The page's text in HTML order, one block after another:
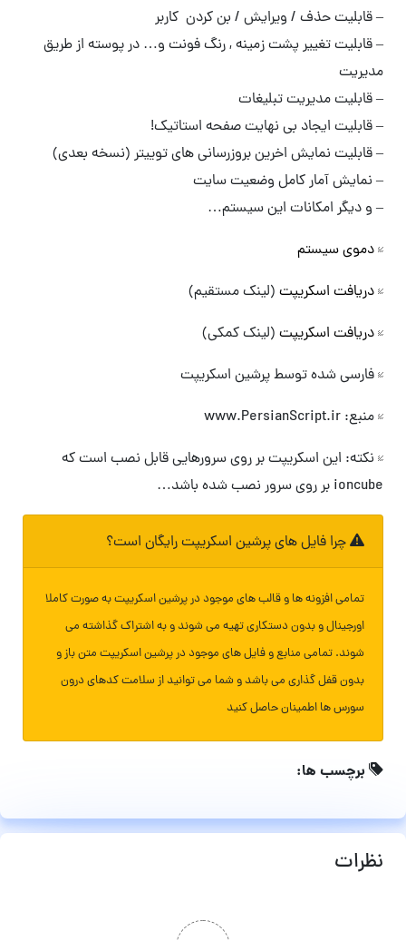
– قابلیت حذف / ویرایش / بن کردن کاربر
– قابلیت تغییر پشت زمینه , رنگ فونت و… در پوسته از طریق
مدیریت
– قابلیت مدیریت تبلیغات
– قابلیت ایجاد بی نهایت صفحه استاتیک!
– قابلیت نمایش اخرین بروزرسانی های توییتر (نسخه بعدی)
– نمایش آمار کامل وضعیت سایت
– و دیگر امکانات این سیستم…
دموی سیستم
دریافت اسکریپت (لینک مستقیم)
دریافت اسکریپت (لینک کمکی)
فارسی شده توسط پرشین اسکریپت
منبع: www.PersianScript.ir
نکته: این اسکریپت بر روی سرورهایی قابل نصب است که
ioncube بر روی سرور نصب شده باشد…
چرا فایل های پرشین اسکریپت رایگان است؟
تمامی افزونه ها و قالب های موجود در پرشین اسکریپت به صورت کاملا
اورجینال و بدون دستکاری تهیه می شوند و به اشتراک گذاشته می
شوند. تمامی منابع و فایل های موجود در پرشین اسکریپت متن باز و
بدون قفل گذاری می باشد و شما می توانید از سلامت کدهای درون
سورس ها اطمینان حاصل کنید
برچسب ها:
نظرات